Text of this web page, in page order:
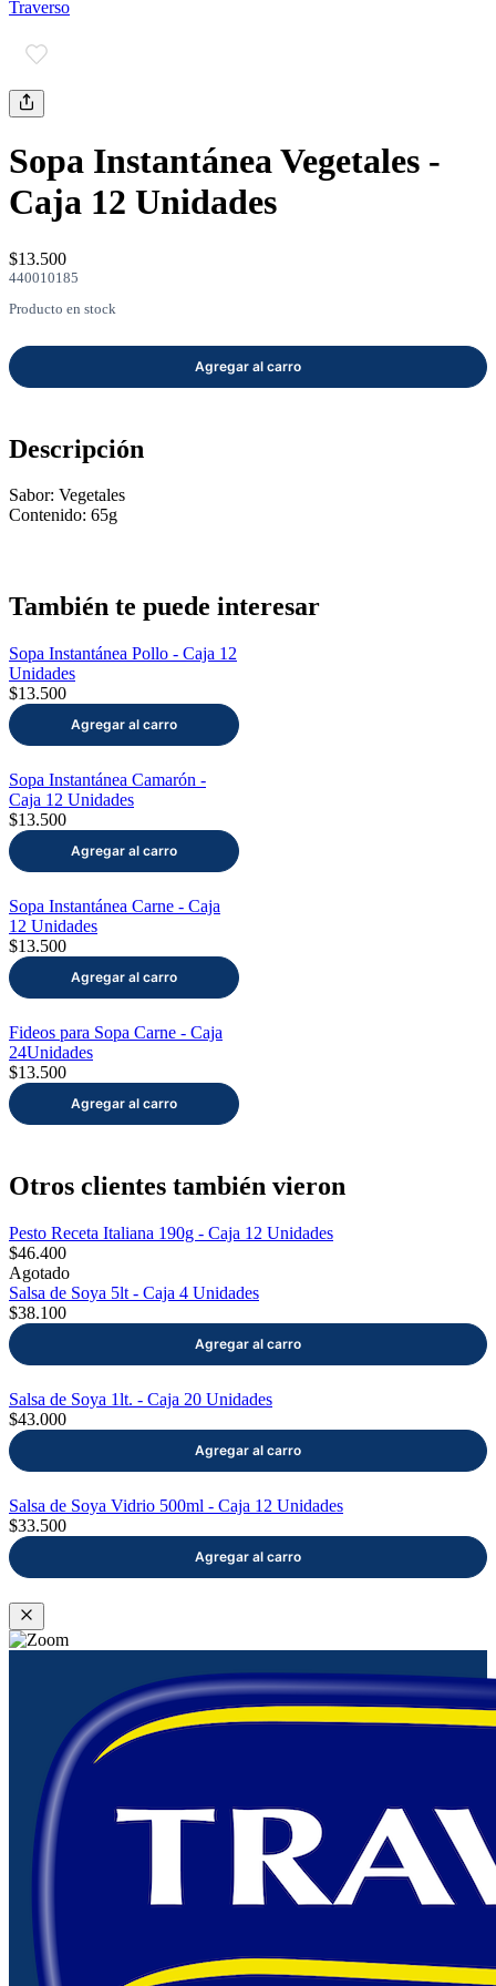
mayor
Contáctanos
Nosotros
Traverso
Traverso
Sopa Instantánea Vegetales -
Caja 12 Unidades
$13.500
440010185
Producto en stock
Descripción
Sabor: Vegetales
Contenido: 65g
También te puede interesar
Sopa Instantánea Pollo - Caja 12
Unidades
$13.500
Sopa Instantánea Camarón -
Caja 12 Unidades
$13.500
Sopa Instantánea Carne - Caja
12 Unidades
$13.500
Fideos para Sopa Carne - Caja
24Unidades
$13.500
Otros clientes también vieron
Pesto Receta Italiana 190g - Caja 12 Unidades
$46.400
Agotado
Salsa de Soya 5lt - Caja 4 Unidades
$38.100
Salsa de Soya 1lt. - Caja 20 Unidades
$43.000
Salsa de Soya Vidrio 500ml - Caja 12 Unidades
$33.500